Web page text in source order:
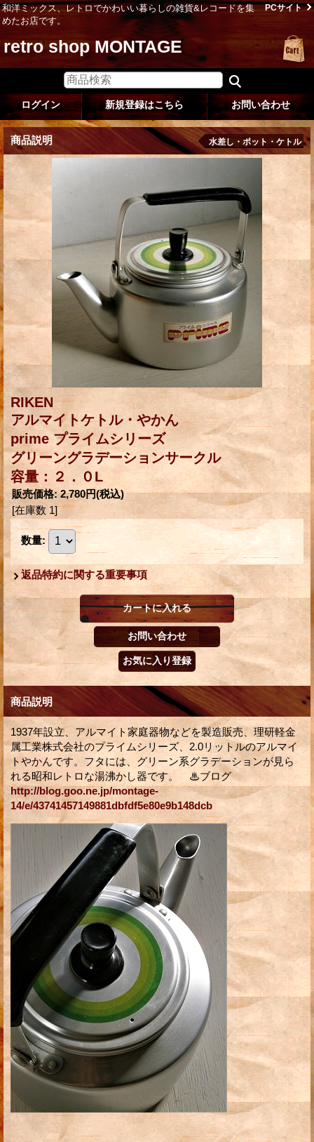
和洋ミックス、レトロでかわいい暮らしの雑貨&レコードを集
めたお店です。
PCサイト
retro shop MONTAGE
ログイン 新規登録はこちら お問い合わせ
商品説明 水差し・ポット・ケトル
RIKEN
アルマイトケトル・やかん
prime プライムシリーズ
グリーングラデーションサークル
容量：２．０L
販売価格: 2,780円(税込)
[在庫数 1]
数量:
返品特約に関する重要事項
商品説明
1937年設立、アルマイト家庭器物などを製造販売、理研軽金
属工業株式会社のプライムシリーズ、2.0リットルのアルマイ
トやかんです。フタには、グリーン系グラデーションが見ら
れる昭和レトロな湯沸かし器です。 ♨ブログ
http://blog.goo.ne.jp/montage-
14/e/43741457149881dbfdf5e80e9b148dcb